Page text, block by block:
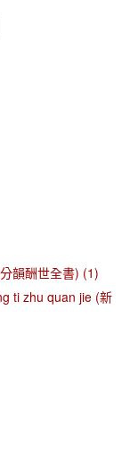
韻酬世全書) (1)
ti zhu quan jie (新